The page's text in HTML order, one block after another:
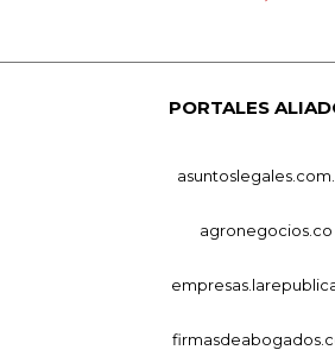
PORTALES
agronegocios.co